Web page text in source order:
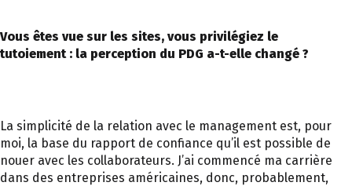
Vous êtes vue sur les sites, vous privilégiez le
tutoiement : la perception du PDG a-t-elle changé ?
La simplicité de la relation avec le management est, pour
moi, la base du rapport de confiance qu’il est possible de
nouer avec les collaborateurs. J’ai commencé ma carrière
dans des entreprises américaines, donc, probablement,